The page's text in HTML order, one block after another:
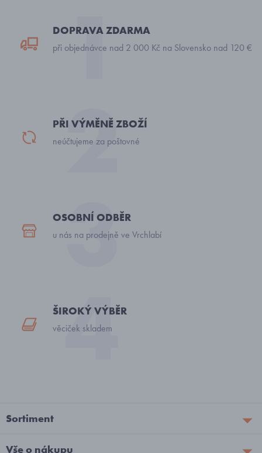
DOPRAVA ZDARMA
při objednávce nad 2 000 Kč na Slovensko nad 120 €
PŘI VÝMĚNĚ ZBOŽÍ
neúčtujeme za poštovné
OSOBNÍ ODBĚR
u nás na prodejně ve Vrchlabí
ŠIROKÝ VÝBĚR
věciček skladem
Sortiment
Vše o nákupu